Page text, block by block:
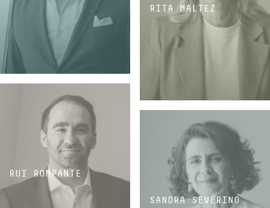
ASSOCIÉ
RITA MALTEZ
ASSOCIÉE
RUI ROMPANTE
SANDRA SEVERINO